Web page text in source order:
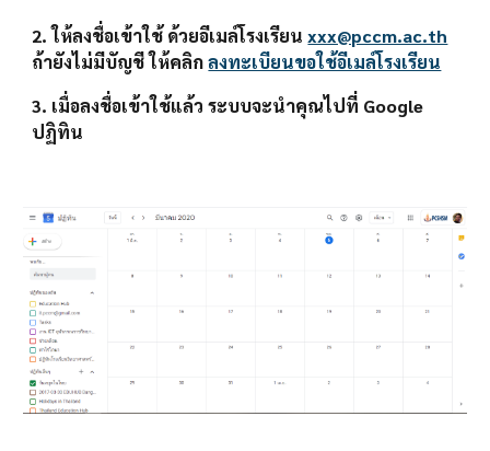
2. ให้ลงชื่อเข้าใช้ ด้วยอีเมล์โรงเรียน xxx@pccm.ac.th
ถ้ายังไม่มีบัญชี ให้คลิก ลงทะเบียนขอใช้อีเมล์โรงเรียน
3. เมื่อลงชื่อเข้าใช้แล้ว ระบบจะนำคุณไปที่ Google
ปฏิทิน